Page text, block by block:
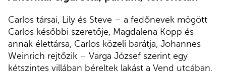
Carlos társai, Lily és Steve – a fedőnevek mögött
Carlos későbbi szeretője, Magdalena Kopp és
annak élettársa, Carlos közeli barátja, Johannes
Weinrich rejtőzik – Varga József szerint egy
kétszintes villában béreltek lakást a Vend utcában.